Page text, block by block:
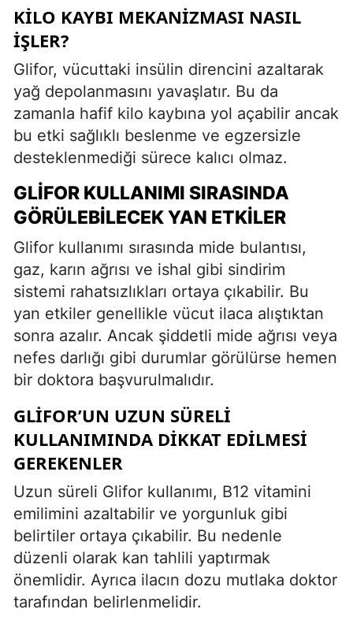
KILO KAYBI MEKANIZMASI NASIL
İŞLER?
Glifor, vücuttaki insülin direncini azaltarak
yağ depolanmasını yavaşlatır. Bu da
zamanla hafif kilo kaybına yol açabilir ancak
bu etki sağlıklı beslenme ve egzersizle
desteklenmediği sürece kalıcı olmaz.
GLIFOR KULLANIMI SIRASINDA
GÖRÜLEBILECEK YAN ETKILER
Glifor kullanımı sırasında mide bulantısı,
gaz, karın ağrısı ve ishal gibi sindirim
sistemi rahatsızlıkları ortaya çıkabilir. Bu
yan etkiler genellikle vücut ilaca alıştıktan
sonra azalır. Ancak şiddetli mide ağrısı veya
nefes darlığı gibi durumlar görülürse hemen
bir doktora başvurulmalıdır.
GLIFOR’UN UZUN SÜRELI
KULLANIMINDA DIKKAT EDILMESI
GEREKENLER
Uzun süreli Glifor kullanımı, B12 vitamini
emilimini azaltabilir ve yorgunluk gibi
belirtiler ortaya çıkabilir. Bu nedenle
düzenli olarak kan tahlili yaptırmak
önemlidir. Ayrıca ilacın dozu mutlaka doktor
tarafından belirlenmelidir.